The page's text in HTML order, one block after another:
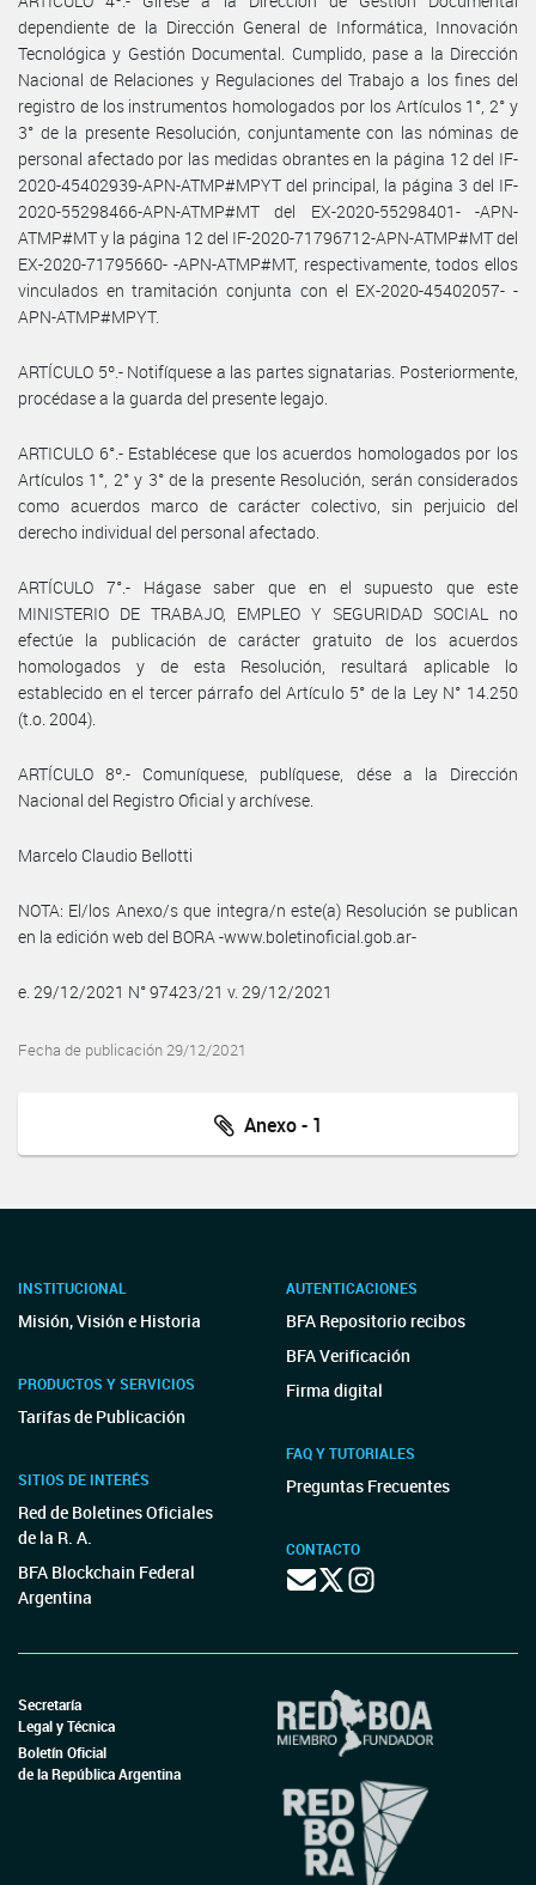
dependiente de la Dirección General de Informática, Innovación
Tecnológica y Gestión Documental. Cumplido, pase a la Dirección
Nacional de Relaciones y Regulaciones del Trabajo a los fines del
registro de los instrumentos homologados por los Artículos 1°, 2° y
3° de la presente Resolución, conjuntamente con las nóminas de
personal afectado por las medidas obrantes en la página 12 del IF-
2020-45402939-APN-ATMP#MPYT del principal, la página 3 del IF-
2020-55298466-APN-ATMP#MT del EX-2020-55298401- -APN-
ATMP#MT y la página 12 del IF-2020-71796712-APN-ATMP#MT del
EX-2020-71795660- -APN-ATMP#MT, respectivamente, todos ellos
vinculados en tramitación conjunta con el EX-2020-45402057- -
APN-ATMP#MPYT.
ARTÍCULO 5º.- Notifíquese a las partes signatarias. Posteriormente,
procédase a la guarda del presente legajo.
ARTICULO 6°.- Establécese que los acuerdos homologados por los
Artículos 1°, 2° y 3° de la presente Resolución, serán considerados
como acuerdos marco de carácter colectivo, sin perjuicio del
derecho individual del personal afectado.
ARTÍCULO 7°.- Hágase saber que en el supuesto que este
MINISTERIO DE TRABAJO, EMPLEO Y SEGURIDAD SOCIAL no
efectúe la publicación de carácter gratuito de los acuerdos
homologados y de esta Resolución, resultará aplicable lo
establecido en el tercer párrafo del Artículo 5° de la Ley N° 14.250
(t.o. 2004).
ARTÍCULO 8º.- Comuníquese, publíquese, dése a la Dirección
Nacional del Registro Oficial y archívese.
Marcelo Claudio Bellotti
NOTA: El/los Anexo/s que integra/n este(a) Resolución se publican
en la edición web del BORA -www.boletinoficial.gob.ar-
e. 29/12/2021 N° 97423/21 v. 29/12/2021
Fecha de publicación 29/12/2021
Anexo - 1
INSTITUCIONAL
Misión, Visión e Historia
PRODUCTOS Y SERVICIOS
Tarifas de Publicación
SITIOS DE INTERÉS
Red de Boletines Oficiales
de la R. A.
BFA Blockchain Federal
Argentina
AUTENTICACIONES
BFA Repositorio recibos
BFA Verificación
Firma digital
FAQ Y TUTORIALES
Preguntas Frecuentes
CONTACTO
Secretaría
Legal y Técnica
Boletín Oficial
de la República Argentina